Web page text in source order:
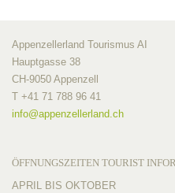
Appenzellerland Tourismus AI
Hauptgasse 38
CH-9050 Appenzell
T +41 71 788 96 41
info@appenzellerland.ch
ÖFFNUNGSZEITEN TOURIST
APRIL BIS OKTOBER